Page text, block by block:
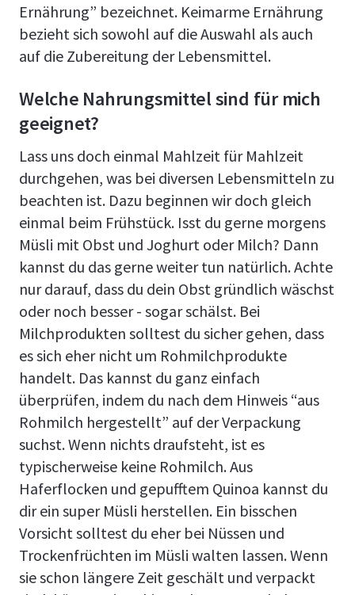
Ernährung” bezeichnet. Keimarme Ernährung
bezieht sich sowohl auf die Auswahl als auch
auf die Zubereitung der Lebensmittel.
Welche Nahrungsmittel sind für mich
geeignet?
Lass uns doch einmal Mahlzeit für Mahlzeit
durchgehen, was bei diversen Lebensmitteln zu
beachten ist. Dazu beginnen wir doch gleich
einmal beim Frühstück. Isst du gerne morgens
Müsli mit Obst und Joghurt oder Milch? Dann
kannst du das gerne weiter tun natürlich. Achte
nur darauf, dass du dein Obst gründlich wäschst
oder noch besser - sogar schälst. Bei
Milchprodukten solltest du sicher gehen, dass
es sich eher nicht um Rohmilchprodukte
handelt. Das kannst du ganz einfach
überprüfen, indem du nach dem Hinweis “aus
Rohmilch hergestellt” auf der Verpackung
suchst. Wenn nichts draufsteht, ist es
typischerweise keine Rohmilch. Aus
Haferflocken und gepufftem Quinoa kannst du
dir ein super Müsli herstellen. Ein bisschen
Vorsicht solltest du eher bei Nüssen und
Trockenfrüchten im Müsli walten lassen. Wenn
sie schon längere Zeit geschält und verpackt